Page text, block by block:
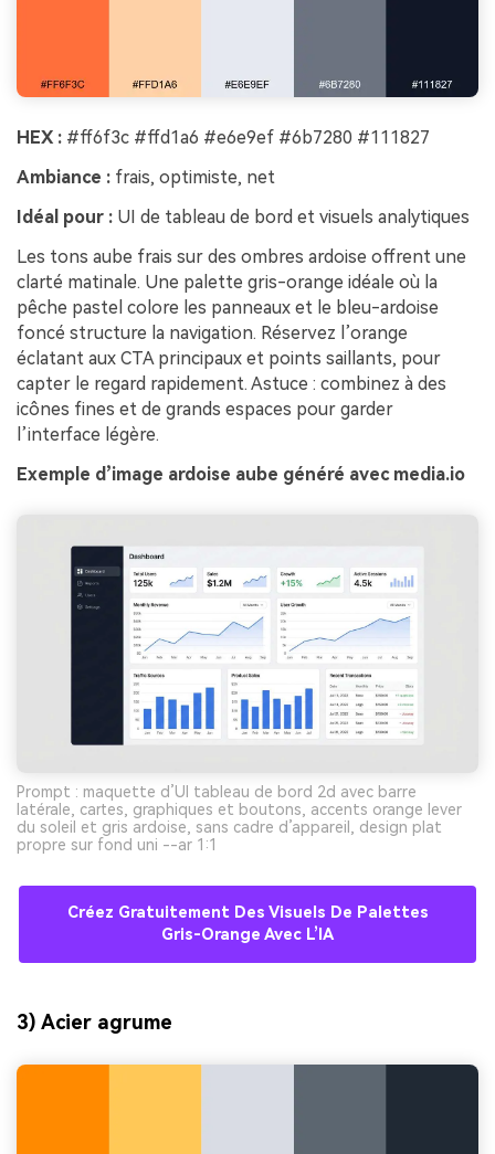
HEX : #ff6f3c #ffd1a6 #e6e9ef #6b7280 #111827
Ambiance : frais, optimiste, net
Idéal pour : UI de tableau de bord et visuels analytiques
Les tons aube frais sur des ombres ardoise offrent une
clarté matinale. Une palette gris-orange idéale où la
pêche pastel colore les panneaux et le bleu-ardoise
foncé structure la navigation. Réservez l’orange
éclatant aux CTA principaux et points saillants, pour
capter le regard rapidement. Astuce : combinez à des
icônes fines et de grands espaces pour garder
l’interface légère.
Exemple d’image ardoise aube généré avec media.io
Prompt : maquette d’UI tableau de bord 2d avec barre
latérale, cartes, graphiques et boutons, accents orange lever
du soleil et gris ardoise, sans cadre d’appareil, design plat
propre sur fond uni --ar 1:1
Créez Gratuitement Des Visuels De Palettes
Gris-Orange Avec L’IA
3) Acier agrume